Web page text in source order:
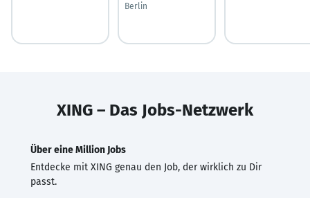
Berlin
XING – Das Jobs-Netzwerk
Über eine Million Jobs
Entdecke mit XING genau den Job, der wirklich zu Dir
passt.